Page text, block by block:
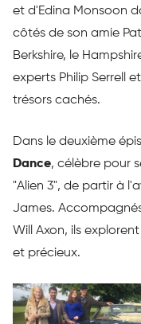
et d'Edina Monsoon
côtés de son amie
Berkshire, le
experts Philip Serrell
trésors cachés.
Dans le deuxième
Dance, célèbre pour
"Alien 3", de partir à
James.
Will Axon, ils
et précieux.